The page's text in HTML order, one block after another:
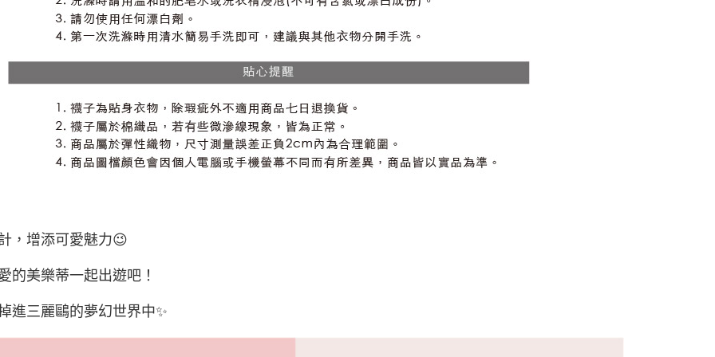
，增添可愛魅力😉
的美樂蒂一起出遊吧！
進三麗鷗的夢幻世界中✨